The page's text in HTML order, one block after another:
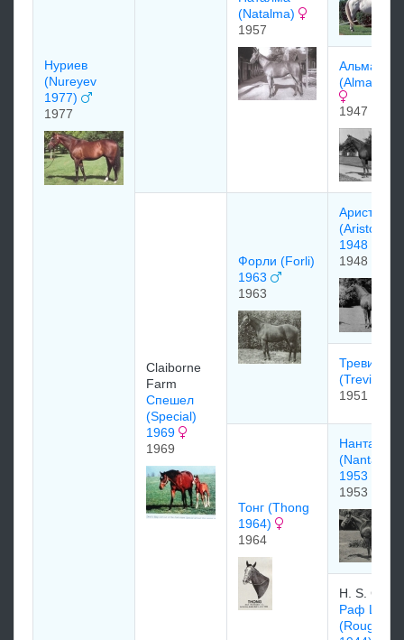
Нуриев
(Nureyev
1977)
1977
(Natalma)
1957
1947
Claiborne
Farm
Спешел
(Special)
1969
1969
Форли (Forli)
1963
1963
1948
1948
Тревиза
(Trevisa)
1951
Тонг (Thong
1964)
1964
Нанталла
(Nantallah)
1953
1953
H. S.
Раф Шод
(Rough